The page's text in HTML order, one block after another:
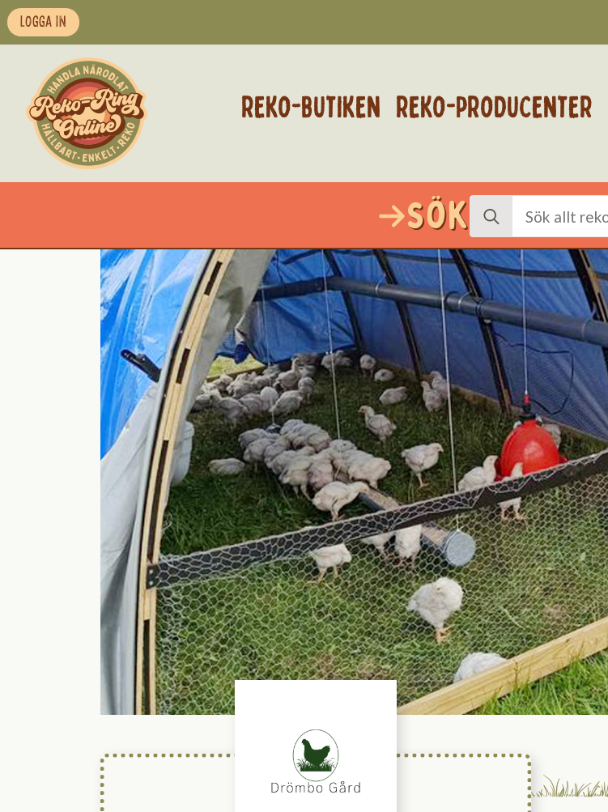
LOGGA IN
REKO-BUTIKEN REKO-PRODUCENTER
Sök Search
for: